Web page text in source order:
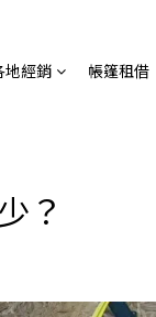
地經銷 帳篷租借
？